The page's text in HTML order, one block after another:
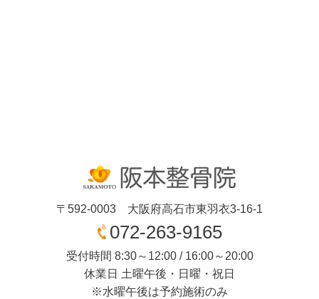
〒592-0003 大阪府高石市東羽衣3-16-1
072-263-9165
受付時間 8:30～12:00 / 16:00～20:00
休業日 土曜午後・日曜・祝日
※水曜午後は予約施術のみ